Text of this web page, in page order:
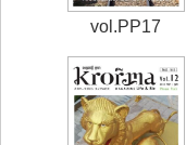
vol.PP17